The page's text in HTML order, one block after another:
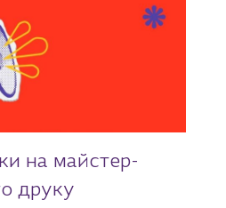
на майстер-
друку